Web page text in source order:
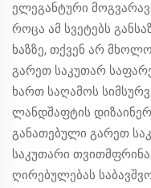
ელეგანტური
როცა ამ სვეტებს
ხაზზე, თქვენ არ
გარეთ საკუთარ
ხართ საღამოს
ლანდშაფტის
განათებული გარეთ
საკუთარი
ღირებულებას